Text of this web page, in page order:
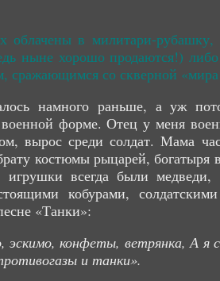
облачены в милитари-
ныне хорошо продаются!) либо
сражающимся со скверной «мира
намного раньше, а уж
форме. Отец у меня
вырос среди солдат. Мама
костюмы рыцарей, богатыря в
всегда были медведи,
кобурами,
«Танки»:
эскимо, конфеты, ветрянка, А я
и танки».